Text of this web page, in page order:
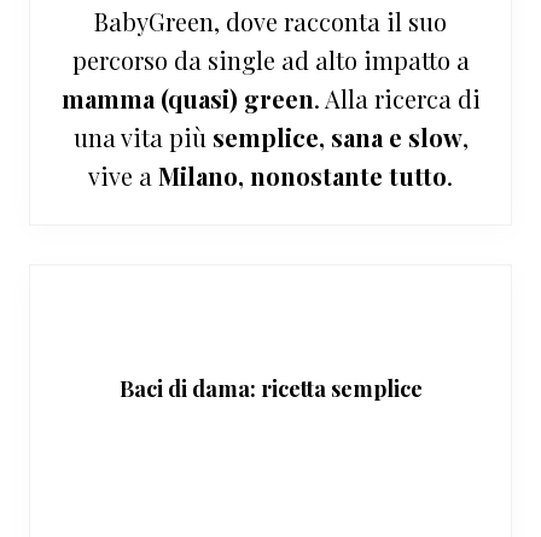
BabyGreen, dove racconta il suo
percorso da single ad alto impatto a
mamma (quasi) green. Alla ricerca di
una vita più semplice, sana e slow,
vive a Milano, nonostante tutto.
Baci di dama: ricetta semplice